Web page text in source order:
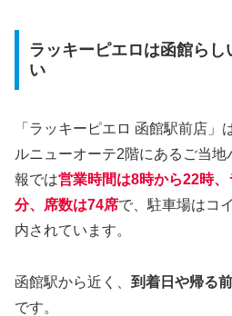
ラッキーピエロは函館ら
い
「ラッキーピエロ 函館駅前店」
ルニューオーテ2階にあるご当
報では営業時間は8時から22時
分、席数は74席で、駐車場はコ
内されています。
函館駅から近く、 到着日や帰る
です。